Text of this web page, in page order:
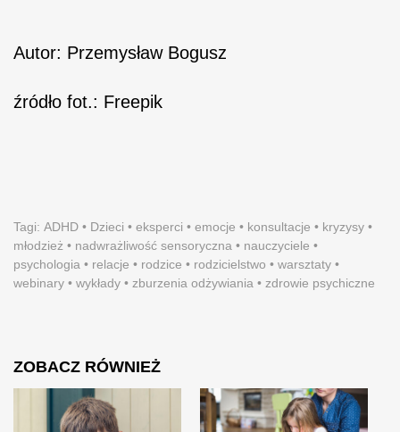
ZOBACZ RÓWNIEŻ
Autor: Przemysław Bogusz
źródło fot.: Freepik
Tagi: ADHD • Dzieci • eksperci • emocje • konsultacje • kryzysy •
młodzież • nadwrażliwość sensoryczna • nauczyciele •
psychologia • relacje • rodzice • rodzicielstwo • warsztaty •
webinary • wykłady • zburzenia odżywiania • zdrowie psychiczne